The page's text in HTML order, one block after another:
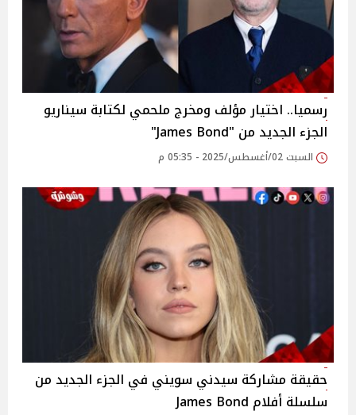
رسميا.. اختيار مؤلف ومخرج ملحمي لكتابة سيناريو
الجزء الجديد من "James Bond"
السبت 02/أغسطس/2025 - 05:35 م
حقيقة مشاركة سيدني سويني في الجزء الجديد من
سلسلة أفلام James Bond